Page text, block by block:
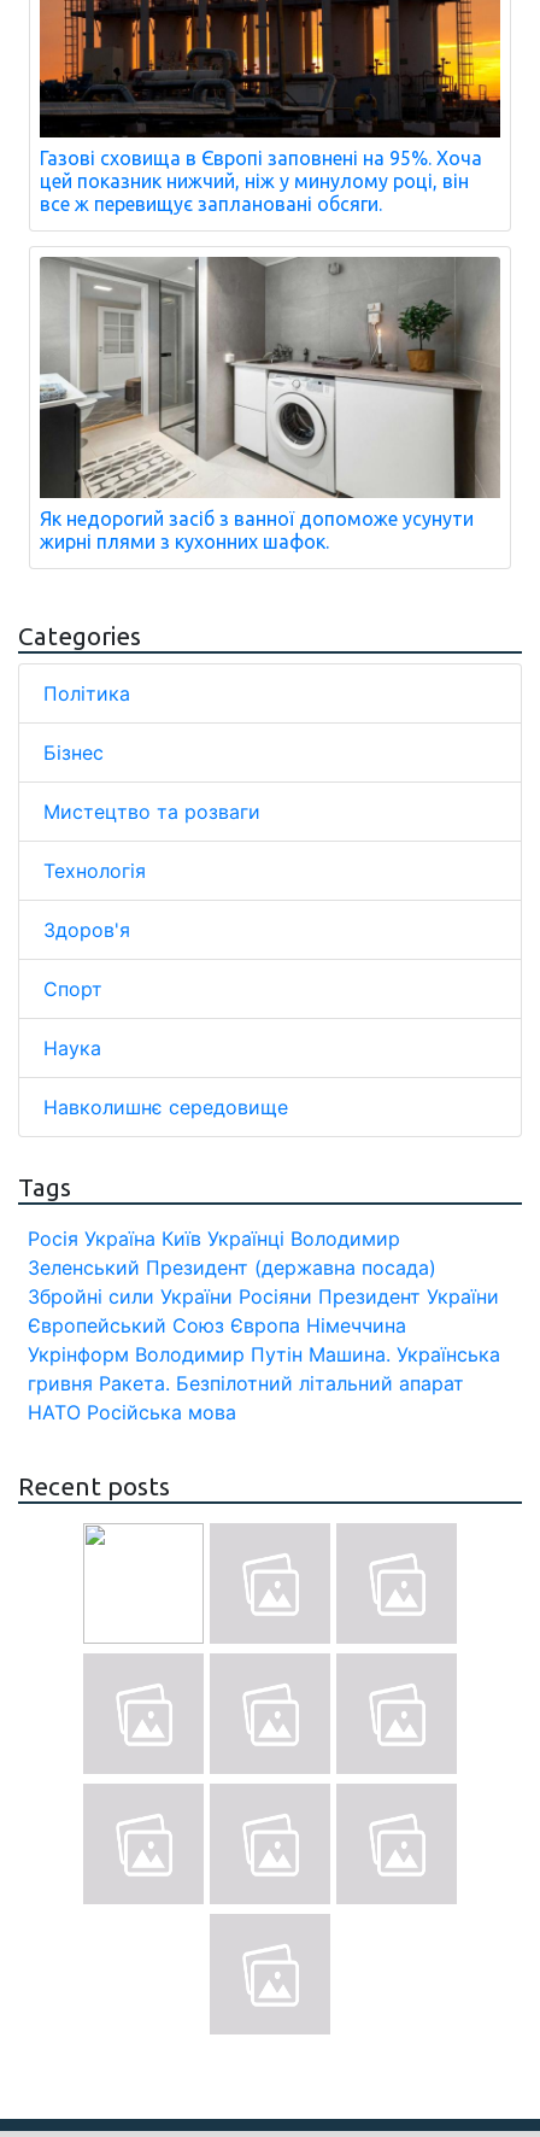
Газові сховища в Європі заповнені на 95%. Хоча
цей показник нижчий, ніж у минулому році, він
все ж перевищує заплановані обсяги.
Як недорогий засіб з ванної допоможе усунути
жирні плями з кухонних шафок.
Categories
Політика
Бізнес
Мистецтво та розваги
Технологія
Здоров'я
Спорт
Наука
Навколишнє середовище
Tags
Росія Україна Київ Українці Володимир
Зеленський Президент (державна посада)
Збройні сили України Росіяни Президент України
Європейський Союз Європа Німеччина
Укрінформ Володимир Путін Машина. Українська
гривня Ракета. Безпілотний літальний апарат
НАТО Російська мова
Recent posts